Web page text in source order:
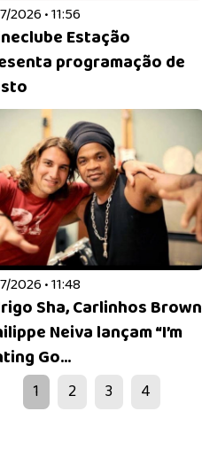
2026 • 11:56
Estação
programação de
2026 • 11:48
Sha, Carlinhos Brown
Neiva lançam “I’m
Go...
1 2 3 4